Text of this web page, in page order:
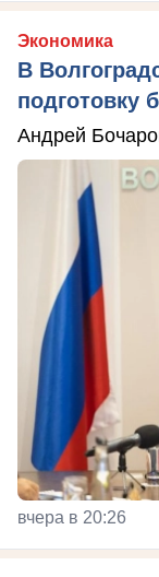
Экономика
В
подготовку
Андрей
вчера в 20:26